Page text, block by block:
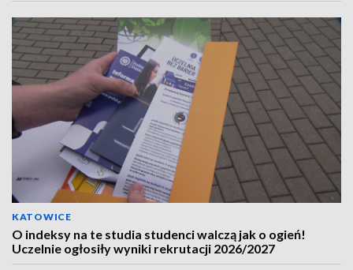
KATOWICE
O indeksy na te studia studenci walczą jak o ogień!
Uczelnie ogłosiły wyniki rekrutacji 2026/2027